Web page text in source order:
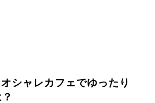
シャレカフェでゆったり